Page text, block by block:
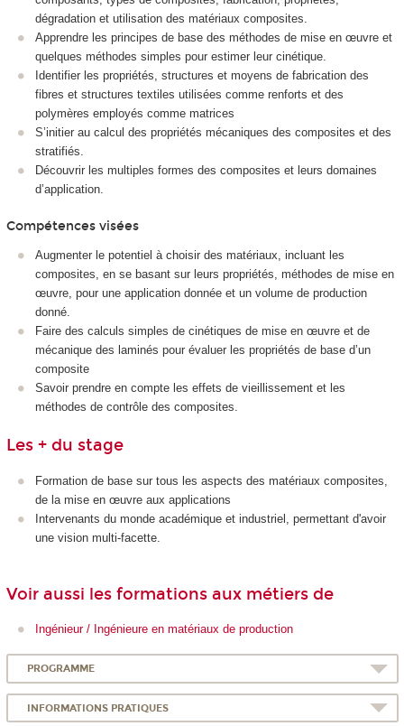
dégradation et utilisation des matériaux composites.
Apprendre les principes de base des méthodes de mise en œuvre et
quelques méthodes simples pour estimer leur cinétique.
Identifier les propriétés, structures et moyens de fabrication des
fibres et structures textiles utilisées comme renforts et des
polymères employés comme matrices
S’initier au calcul des propriétés mécaniques des composites et des
stratifiés.
Découvrir les multiples formes des composites et leurs domaines
d’application.
Compétences visées
Augmenter le potentiel à choisir des matériaux, incluant les
composites, en se basant sur leurs propriétés, méthodes de mise en
œuvre, pour une application donnée et un volume de production
donné.
Faire des calculs simples de cinétiques de mise en œuvre et de
mécanique des laminés pour évaluer les propriétés de base d’un
composite
Savoir prendre en compte les effets de vieillissement et les
méthodes de contrôle des composites.
Les + du stage
Formation de base sur tous les aspects des matériaux composites,
de la mise en œuvre aux applications
Intervenants du monde académique et industriel, permettant d'avoir
une vision multi-facette.
Voir aussi les formations aux métiers de
Ingénieur / Ingénieure en matériaux de production
PROGRAMME
INFORMATIONS PRATIQUES